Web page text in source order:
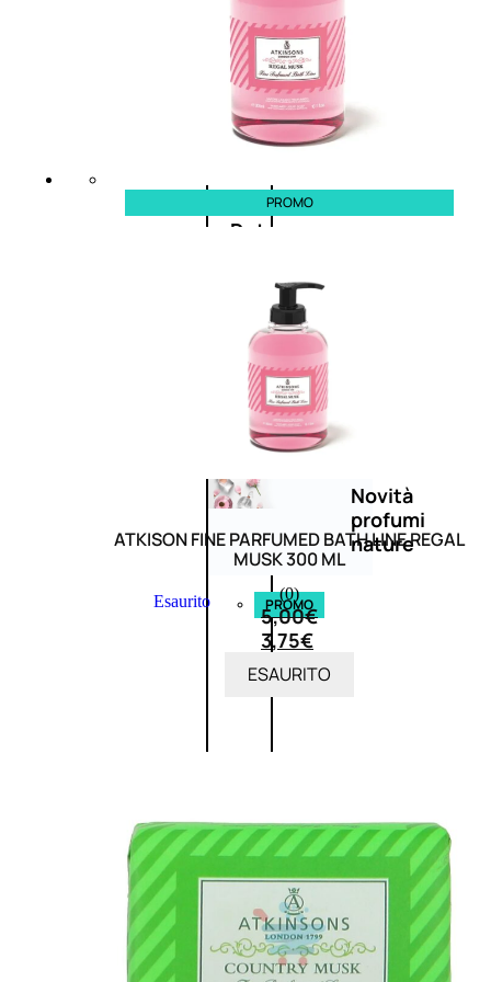
Corpo
Mani
Detergenza
Trattamenti
viso
Maschere
nature
Novità
profumi
nature
Esaurito PROMO
Donna
L’OCCITANE
EDT
FIORI
DI
Valutato
PROMO
ATKISON FINE PARFUMED BATH LINE REGAL
MUSK 300 ML
(0)
5,00€
3,75€
ESAURITO